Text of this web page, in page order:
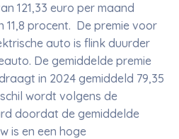
121,33 euro per maand
11,8 procent. De premie voor
auto is flink duurder
De gemiddelde premie
in 2024 gemiddeld 79,35
wordt volgens de
doordat de gemiddelde
is en een hoge